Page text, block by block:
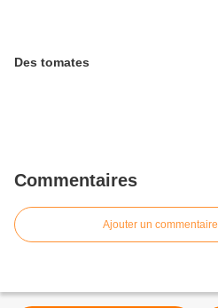
Des tomates
Commentaires
Ajouter un commentaire